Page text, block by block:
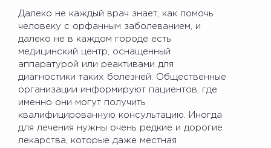
Далеко не каждый врач знает, как помочь
человеку с орфанным заболеванием, и
далеко не в каждом городе есть
медицинский центр, оснащенный
аппаратурой или реактивами для
диагностики таких болезней. Общественные
организации информируют пациентов, где
именно они могут получить
квалифицированную консультацию. Иногда
для лечения нужны очень редкие и дорогие
лекарства, которые даже местная